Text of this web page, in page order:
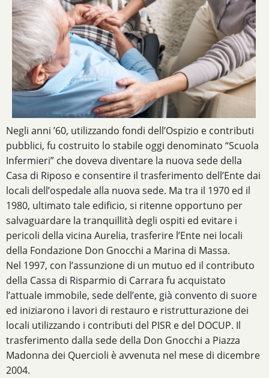
Negli anni ’60, utilizzando fondi dell’Ospizio e contributi
pubblici, fu costruito lo stabile oggi denominato “Scuola
Infermieri” che doveva diventare la nuova sede della
Casa di Riposo e consentire il trasferimento dell’Ente dai
locali dell’ospedale alla nuova sede. Ma tra il 1970 ed il
1980, ultimato tale edificio, si ritenne opportuno per
salvaguardare la tranquillità degli ospiti ed evitare i
pericoli della vicina Aurelia, trasferire l’Ente nei locali
della Fondazione Don Gnocchi a Marina di Massa.
Nel 1997, con l’assunzione di un mutuo ed il contributo
della Cassa di Risparmio di Carrara fu acquistato
l’attuale immobile, sede dell’ente, già convento di suore
ed iniziarono i lavori di restauro e ristrutturazione dei
locali utilizzando i contributi del PISR e del DOCUP. Il
trasferimento dalla sede della Don Gnocchi a Piazza
Madonna dei Quercioli è avvenuta nel mese di dicembre
2004.